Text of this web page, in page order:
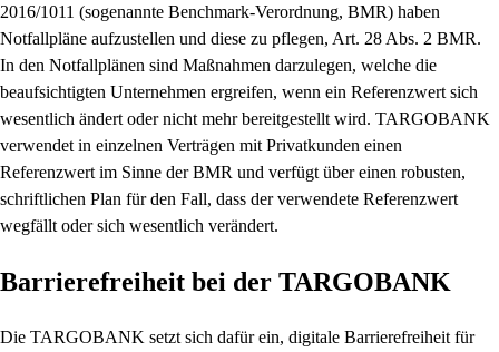
2016/1011 (sogenannte Benchmark-Verordnung, BMR) haben
Notfallpläne aufzustellen und diese zu pflegen, Art. 28 Abs. 2 BMR.
In den Notfallplänen sind Maßnahmen darzulegen, welche die
beaufsichtigten Unternehmen ergreifen, wenn ein Referenzwert sich
wesentlich ändert oder nicht mehr bereitgestellt wird. TARGOBANK
verwendet in einzelnen Verträgen mit Privatkunden einen
Referenzwert im Sinne der BMR und verfügt über einen robusten,
schriftlichen Plan für den Fall, dass der verwendete Referenzwert
wegfällt oder sich wesentlich verändert.
Barrierefreiheit bei der TARGOBANK
Die TARGOBANK setzt sich dafür ein, digitale Barrierefreiheit für